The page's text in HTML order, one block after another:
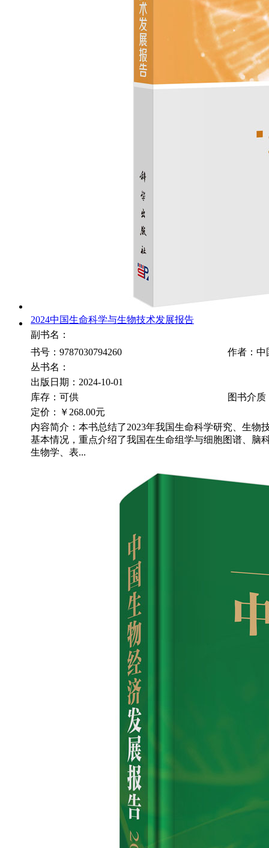
2024中国生命科学与生物技术发展报告
副书名：
书号：9787030794260
作者：中
丛书名：
出版日期：2024-10-01
库存：可供
图书介质
定价：
￥268.00元
内容简介：本书总结了2023年我国生命科学研究、生物
基本情况，重点介绍了我国在生命组学与细胞图谱、脑
生物学、表...